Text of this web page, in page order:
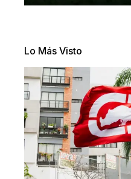
Lo Más Visto